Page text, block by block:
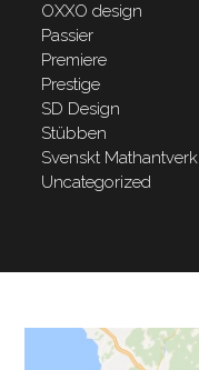
OXXO design
Passier
Premiere
Prestige
SD Design
Stübben
Svenskt Mathantverk
Uncategorized